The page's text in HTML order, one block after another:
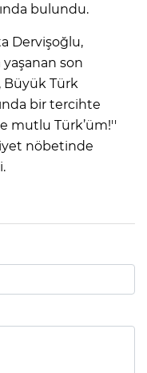
bulundu.
Dervişoğlu,
son
Türk
bir tercihte
mutlu Türk’üm!''
nöbetinde